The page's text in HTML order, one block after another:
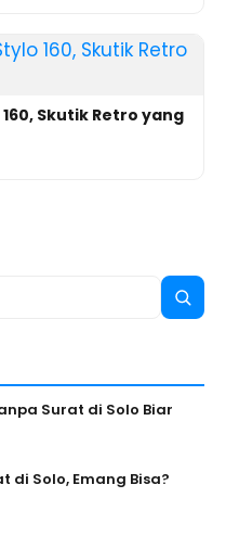
Skutik Retro yang
Search
Surat di Solo Biar
di Solo, Emang Bisa?